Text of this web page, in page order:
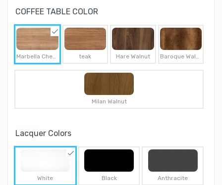
COFFEE TABLE COLOR
Marbella Cherry teak Hare Walnut Baroque Walnut
Milan Walnut
Lacquer Colors
White Black Anthracite